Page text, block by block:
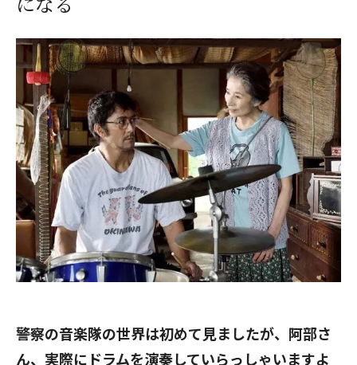
――警察の音楽隊の世界は初めて見ましたが、阿部さ
ん、実際にドラムを演奏していらっしゃいますよ